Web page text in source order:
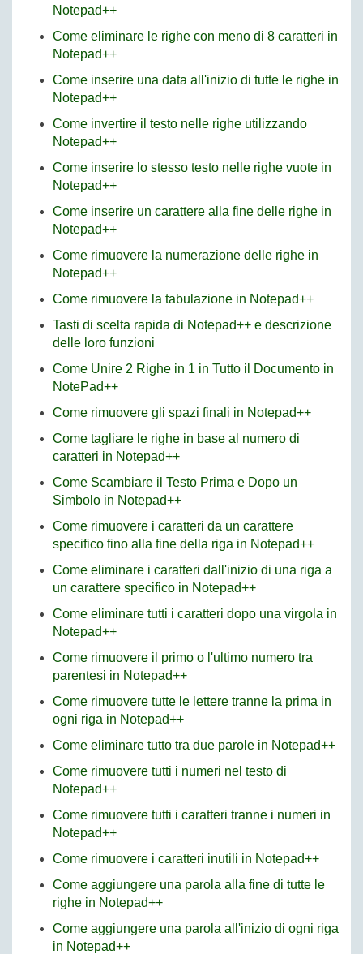
Notepad++
Come eliminare le righe con meno di 8 caratteri in
Notepad++
Come inserire una data all'inizio di tutte le righe in
Notepad++
Come invertire il testo nelle righe utilizzando
Notepad++
Come inserire lo stesso testo nelle righe vuote in
Notepad++
Come inserire un carattere alla fine delle righe in
Notepad++
Come rimuovere la numerazione delle righe in
Notepad++
Come rimuovere la tabulazione in Notepad++
Tasti di scelta rapida di Notepad++ e descrizione
delle loro funzioni
Come Unire 2 Righe in 1 in Tutto il Documento in
NotePad++
Come rimuovere gli spazi finali in Notepad++
Come tagliare le righe in base al numero di
caratteri in Notepad++
Come Scambiare il Testo Prima e Dopo un
Simbolo in Notepad++
Come rimuovere i caratteri da un carattere
specifico fino alla fine della riga in Notepad++
Come eliminare i caratteri dall'inizio di una riga a
un carattere specifico in Notepad++
Come eliminare tutti i caratteri dopo una virgola in
Notepad++
Come rimuovere il primo o l'ultimo numero tra
parentesi in Notepad++
Come rimuovere tutte le lettere tranne la prima in
ogni riga in Notepad++
Come eliminare tutto tra due parole in Notepad++
Come rimuovere tutti i numeri nel testo di
Notepad++
Come rimuovere tutti i caratteri tranne i numeri in
Notepad++
Come rimuovere i caratteri inutili in Notepad++
Come aggiungere una parola alla fine di tutte le
righe in Notepad++
Come aggiungere una parola all'inizio di ogni riga
in Notepad++